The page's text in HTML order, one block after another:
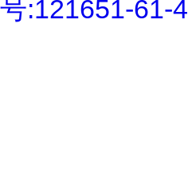
号:121651-61-4